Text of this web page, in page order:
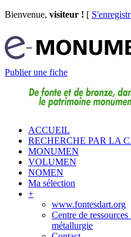
Bienvenue, visiteur ! [
Publier une fiche
ACCUEIL
RECHERCHE PAR LA
MONUMEN
VOLUMEN
NOMEN
Ma sélection
+
www.fontesdart.org
Centre de
métallurgie